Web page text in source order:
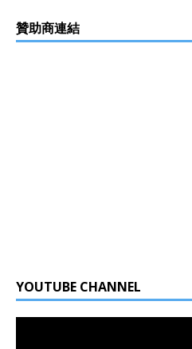
贊助商連結
YOUTUBE CHANNEL